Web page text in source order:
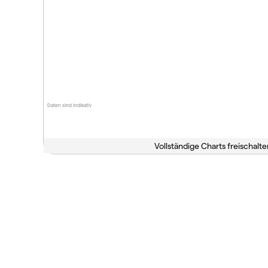
Daten sind indikativ
Vollständige Charts